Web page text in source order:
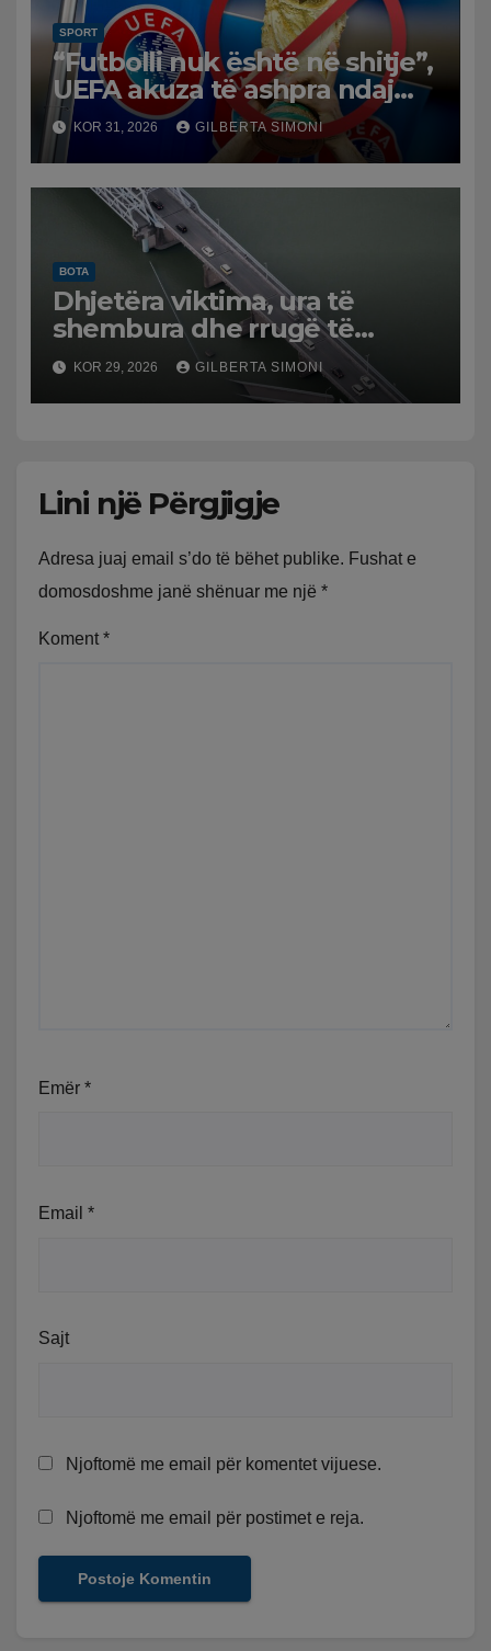
SPORT
“Futbolli nuk është në shitje”,
UEFA akuza të ashpra ndaj
Infantinos: Bojkot, nëse nuk
ka reflektim
KOR 31, 2026 GILBERTA SIMONI
BOTA
Dhjetëra viktima, ura të
shembura dhe rrugë të
dëmtuara! Japonia goditet
nga tërmeti i fuqishëm,
qindra mijëra të evakuuar
KOR 29, 2026 GILBERTA SIMONI
Lini një Përgjigje
Adresa juaj email s’do të bëhet publike. Fushat e
domosdoshme janë shënuar me një *
Koment *
Emër *
Email *
Sajt
Njoftomë me email për komentet vijuese.
Njoftomë me email për postimet e reja.